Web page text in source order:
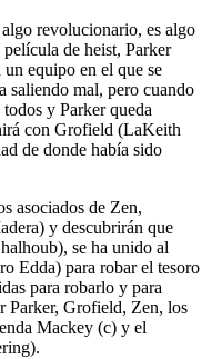
revolucionario, es algo
de heist, Parker
equipo en el que se
saliendo mal, pero cuando
y Parker queda
con Grofield (LaKeith
de donde había sido
asociados de Zen,
y descubrirán que
se ha unido al
Edda) para robar el tesoro
para robarlo y para
Parker, Grofield, Zen, los
Mackey (c) y el